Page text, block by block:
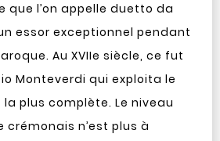
que l’on appelle duetto da
essor exceptionnel pendant
Au XVIIe siècle, ce fut
Monteverdi qui exploita le
plus complète. Le niveau
n’est plus à